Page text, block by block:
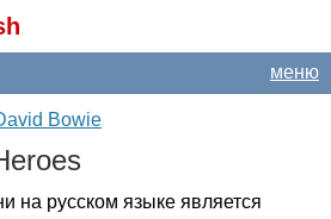
меню
Bowie
на русском языке является